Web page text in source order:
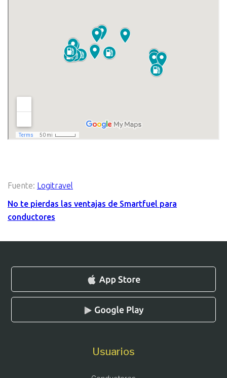
Fuente: Logitravel
No te pierdas las ventajas de Smartfuel para
conductores
Usuarios